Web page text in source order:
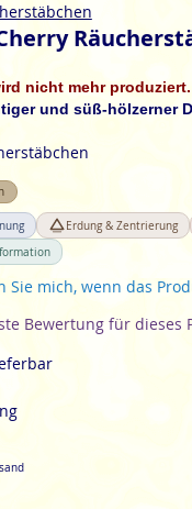
nicht mehr produziert.
und süß-hölzerner
Erdung & Zentrierung
Sie mich, wenn das
Bewertung für dieses